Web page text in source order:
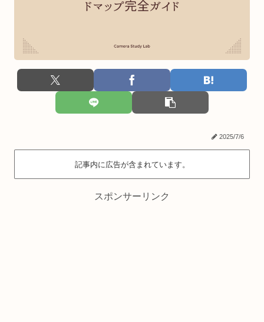
2025/7/6
記事内に広告が含まれています。
スポンサーリンク